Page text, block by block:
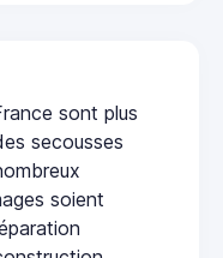
sont plus
secousses
soient